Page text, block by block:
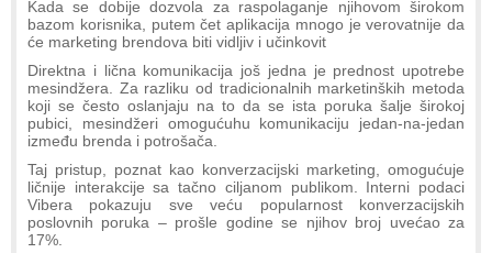
Kada se dobije dozvola za raspolaganje njihovom širokom
bazom korisnika, putem čet aplikacija mnogo je verovatnije da
će marketing brendova biti vidljiv i učinkovit
Direktna i lična komunikacija još jedna je prednost upotrebe
mesindžera. Za razliku od tradicionalnih marketinških metoda
koji se često oslanjaju na to da se ista poruka šalje širokoj
pubici, mesindžeri omogućuhu komunikaciju jedan-na-jedan
između brenda i potrošača.
Taj pristup, poznat kao konverzacijski marketing, omogućuje
ličnije interakcije sa tačno ciljanom publikom. Interni podaci
Vibera pokazuju sve veću popularnost konverzacijskih
poslovnih poruka – prošle godine se njihov broj uvećao za
17%.